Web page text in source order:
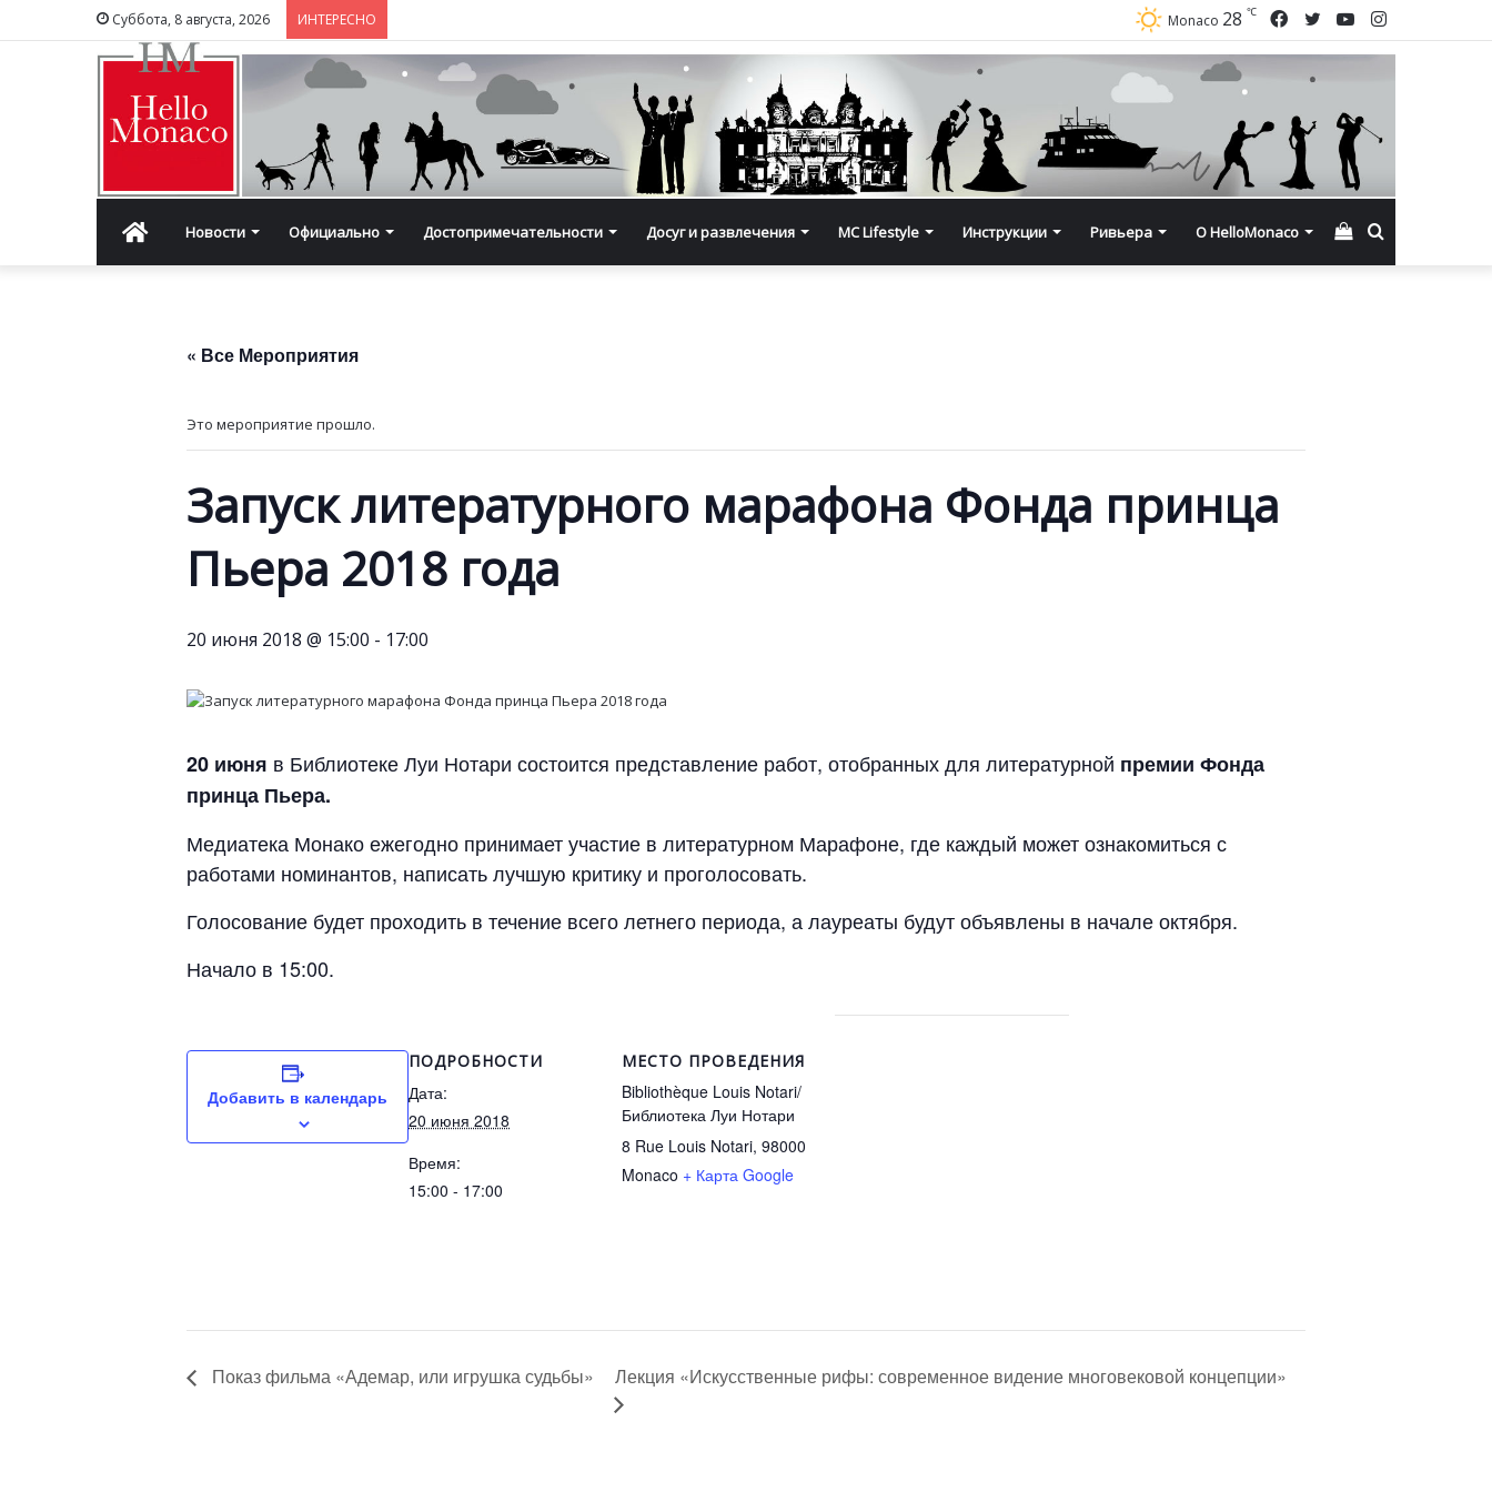
Суббота, 8 августа, 2026 ИНТЕРЕСНО Instagram
YouTube
Twitter
Facebook
Monaco 28 ℃
ГлавнаяНовости Официально Достопримечательности Досуг и развлечения MC Lifestyle Инструкции Ривьера О HelloMonaco Смотреть
« Все Мероприятия
Это мероприятие прошло.
Запуск литературного марафона Фонда принца
Пьера 2018 года
20 июня 2018 @ 15:00 - 17:00
20 июня в Библиотеке Луи Нотари состоится представление работ, отобранных для литературной премии Фонда
принца Пьера.
Медиатека Монако ежегодно принимает участие в литературном Марафоне, где каждый может ознакомиться с
работами номинантов, написать лучшую критику и проголосовать.
Голосование будет проходить в течение всего летнего периода, а лауреаты будут объявлены в начале октября.
Начало в 15:00.
Добавить в календарь
ПОДРОБНОСТИ
Дата:
20 июня 2018
Время:
15:00 - 17:00
МЕСТО ПРОВЕДЕНИЯ
Bibliothèque Louis Notari/
Библиотека Луи Нотари
8 Rue Louis Notari, 98000
Monaco + Карта Google
Показ фильма «Адемар, или игрушка судьбы» Лекция «Искусственные рифы: современное видение многовековой концепции»